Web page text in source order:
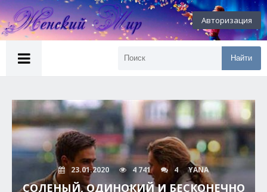
Авторизация
Найти
23.01.2020 4 741 4 YANA
СОЛЕНЫЙ, ОДИНОКИЙ И БЕСКОНЕЧНО